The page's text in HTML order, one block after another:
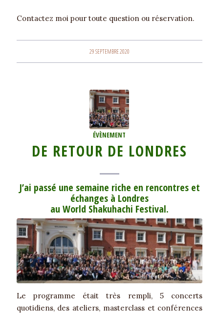
Contactez moi pour toute question ou réservation.
29 SEPTEMBRE 2020
ÉVÈNEMENT
DE RETOUR DE LONDRES
J’ai passé une semaine riche en rencontres et
échanges à Londres
au World Shakuhachi Festival.
Photo de groupe devant
l’université de Goldsmith
Le programme était très rempli, 5 concerts
quotidiens, des ateliers, masterclass et conférences